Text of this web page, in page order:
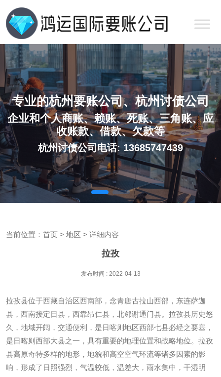
专业的杭州要账公司、杭州讨债公司
企业和个人商账、赖账、死账、三角账、应
收账款、借款、欠款等
杭州讨债公司电话: 13685747439
当前位置： 首页 > 地区 > 详细内容
拉孜
发布时间 : 2022-04-13
拉孜县位于西藏自治区西南部，念青唐古拉山西部，东连萨迦
县，西南接定日县，西靠昂仁县，北邻谢通门县。拉孜县历史悠
久，地域开阔，交通便利，是日喀则地区西部七县必经之要塞，
是日喀则西部大县之一，具有重要的地理位置和战略地位。拉孜
县高原奇特多样的地形，地貌和高空空气环流等诸多因素的影
响，形成了日照强烈，气温较低，温差大，雨水集中，干湿明